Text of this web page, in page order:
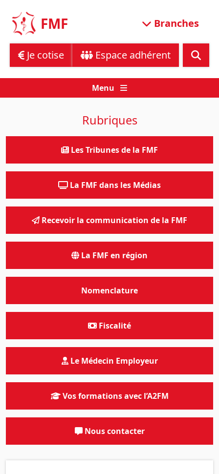
content
FMF Branches
Je cotise Espace adhérent
Menu
Rubriques
Les Tribunes de la FMF
La FMF dans les Médias
Recevoir la communication de la FMF
La FMF en région
Nomenclature
Fiscalité
Le Médecin Employeur
Vos formations avec l’A2FM
Nous contacter